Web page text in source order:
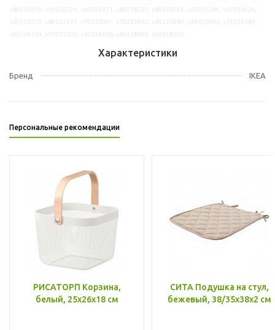
Характеристики
Бренд IKEA
Персональные рекомендации
РИСАТОРП Корзина,
белый, 25x26x18 см
СИТА Подушка на стул,
бежевый, 38/35x38x2 см